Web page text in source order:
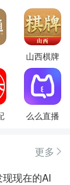
山西棋牌
么么直播
更多
现在的AI